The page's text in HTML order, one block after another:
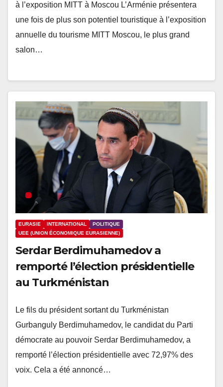
à l’exposition MITT à Moscou L’Arménie présentera
une fois de plus son potentiel touristique à l’exposition
annuelle du tourisme MITT Moscou, le plus grand
salon…
EURASIE INTERNATIONAL
POLITIQUE
UEE (UNION ÉCONOMIQUE EURASIENNE)
Serdar Berdimuhamedov a
remporté l’élection présidentielle
au Turkménistan
Le fils du président sortant du Turkménistan
Gurbanguly Berdimuhamedov, le candidat du Parti
démocrate au pouvoir Serdar Berdimuhamedov, a
remporté l’élection présidentielle avec 72,97% des
voix. Cela a été annoncé…